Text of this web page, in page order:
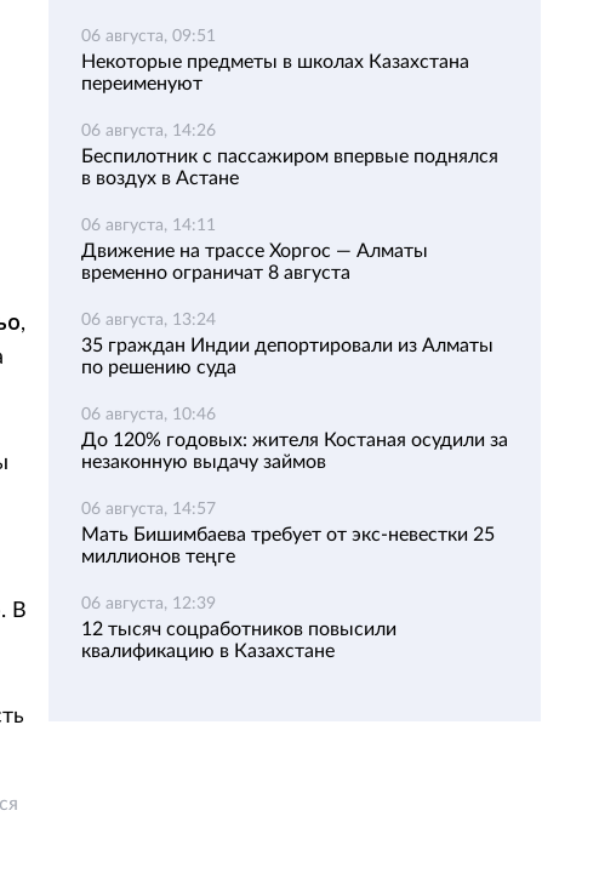
,
В
06 августа, 09:51
Некоторые предметы в школах Казахстана
переименуют
06 августа, 14:26
Беспилотник с пассажиром впервые поднялся
в воздух в Астане
06 августа, 14:11
Движение на трассе Хоргос — Алматы
временно ограничат 8 августа
06 августа, 13:24
35 граждан Индии депортировали из Алматы
по решению суда
06 августа, 10:46
До 120% годовых: жителя Костаная осудили за
незаконную выдачу займов
06 августа, 14:57
Мать Бишимбаева требует от экс-невестки 25
миллионов теңге
06 августа, 12:39
12 тысяч соцработников повысили
квалификацию в Казахстане